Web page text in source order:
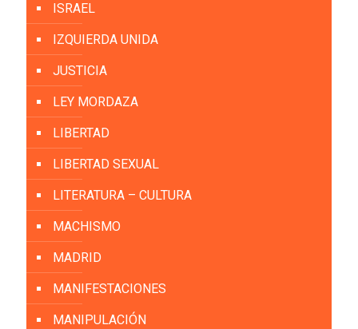
ISRAEL
IZQUIERDA UNIDA
JUSTICIA
LEY MORDAZA
LIBERTAD
LIBERTAD SEXUAL
LITERATURA – CULTURA
MACHISMO
MADRID
MANIFESTACIONES
MANIPULACIÓN